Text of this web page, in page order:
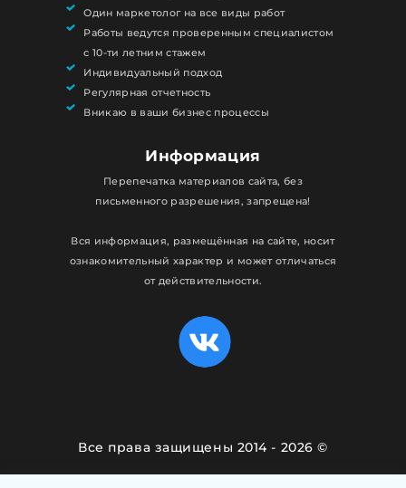
Один маркетолог на все виды работ
Работы ведутся проверенным специалистом
с 10-ти летним стажем
Индивидуальный подход
Регулярная отчетность
Вникаю в ваши бизнес процессы
Информация
Перепечатка материалов сайта, без
письменного разрешения, запрещена!
Вся информация, размещённая на сайте, носит
ознакомительный характер и может отличаться
от действительности.
Все права защищены 2014 - 2026 ©